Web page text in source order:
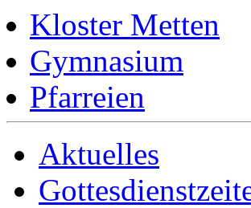
Kloster Metten
Gymnasium
Pfarreien
Aktuelles